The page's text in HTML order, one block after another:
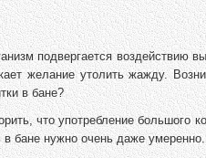
подвергается воздействию
желание утолить жажду.
в бане?
что употребление большого
в бане нужно очень даже умеренно.